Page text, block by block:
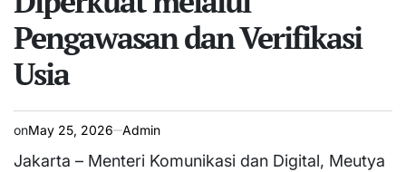
Pengawasan dan Verifikasi
Usia
onMay 25, 2026 Admin
Jakarta – Menteri Komunikasi dan Digital, Meutya